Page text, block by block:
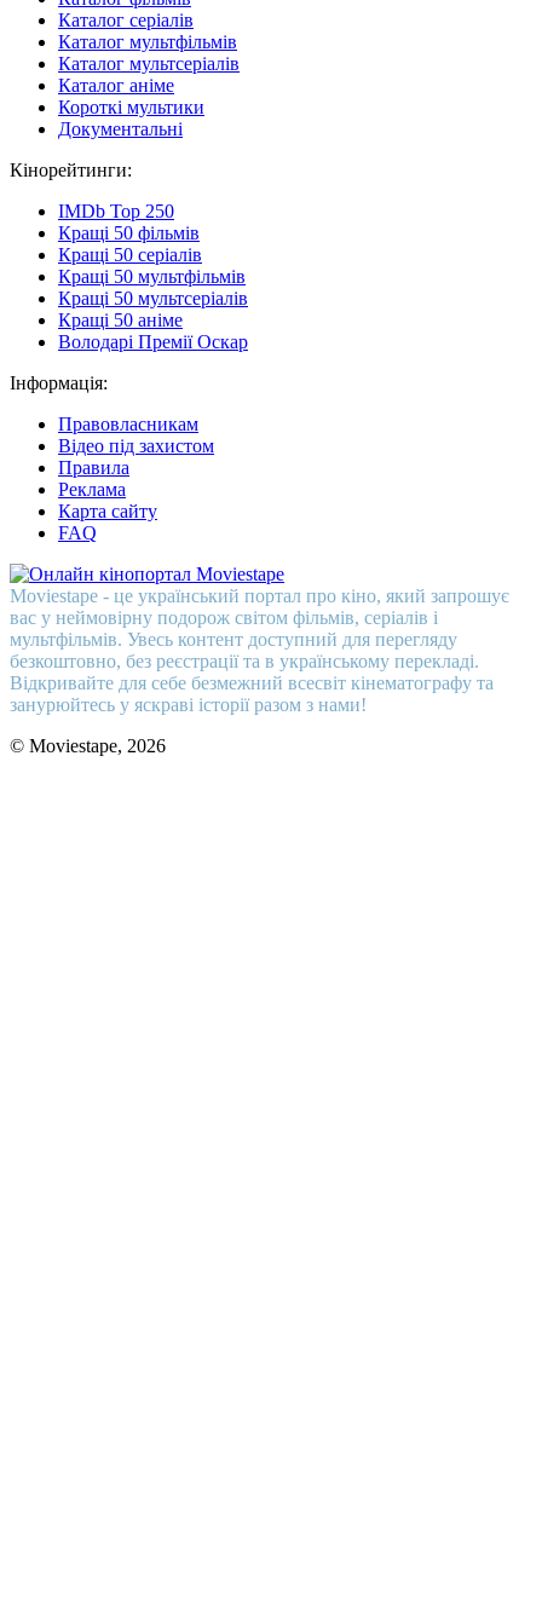
Каталог серіалів
Каталог мультфільмів
Каталог мультсеріалів
Каталог аніме
Короткі мультики
Документальні
Кінорейтинги:
IMDb Top 250
Кращі 50 фільмів
Кращі 50 серіалів
Кращі 50 мультфільмів
Кращі 50 мультсеріалів
Кращі 50 аніме
Володарі Премії Оскар
Інформація:
Правовласникам
Відео під захистом
Правила
Реклама
Карта сайту
FAQ
Moviestape - це український портал про кіно, який запрошує
вас у неймовірну подорож світом фільмів, серіалів і
мультфільмів. Увесь контент доступний для перегляду
безкоштовно, без реєстрації та в українському перекладі.
Відкривайте для себе безмежний всесвіт кінематографу та
занурюйтесь у яскраві історії разом з нами!
© Moviestape, 2026